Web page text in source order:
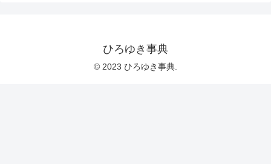
ひろゆき事典
© 2023 ひろゆき事典.